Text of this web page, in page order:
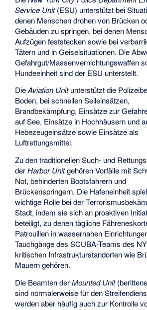
Service Unit(ESU) unterstützt bei
denen Menschen drohen von Brücken
Gebäuden zu springen, bei denen
Aufzügen feststecken sowie bei
Tätern und in Geiselsituationen. Die
Gefahrgut/Massenvernichtungswaffen
Hundeeinheit sind der ESU unterstellt.
DieAviation Unitunterstützt die
Boden, bei schnellen Seileinsätzen,
Brandbekämpfung, Einsätze zur
auf See, Einsätze in Hochhäusern und
Hebezeugeinsätze sowie Einsätze als
Luftrettungsmittel.
Zu den traditionellen Such- und
derHarbor Unitgehören Vorfälle mit
Not, behinderten Bootsfahrern und
Brückenspringern. Die Hafeneinheit
wichtige Rolle bei der
Stadt, indem sie sich an proaktiven
beteiligt, zu denen tägliche
Patrouillen in wassernahen
Tauchgänge des SCUBA-Teams des
kritischen Infrastrukturstandorten wie
Mauern gehören.
Die Beamten derMounted Unit
sind normalerweise für den
werden aber häufig auch zur Kontrolle